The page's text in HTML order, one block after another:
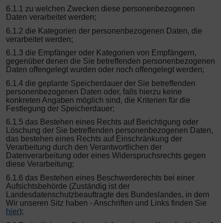
6.1.1 zu welchen Zwecken diese personenbezogenen
Daten verarbeitet werden;
6.1.2 die Kategorien der personenbezogenen Daten, die
verarbeitet werden;
6.1.3 die Empfänger oder Kategorien von Empfängern,
gegenüber denen die Sie betreffenden personenbezogenen
Daten offengelegt wurden oder noch offengelegt werden;
6.1.4 die geplante Speicherdauer der Sie betreffenden
personenbezogenen Daten oder, falls hierzu keine
konkreten Angaben möglich sind, die Kriterien für die
Festlegung der Speicherdauer;
6.1.5 das Bestehen eines Rechts auf Berichtigung oder
Löschung der Sie betreffenden personenbezogenen Daten,
das bestehen eines Rechts auf Einschränkung der
Verarbeitung durch den Verantwortlichen der
Datenverarbeitung oder eines Widerspruchsrechts gegen
diese Verarbeitung;
6.1.6 das Bestehen eines Beschwerderechts bei einer
Aufsichtsbehörde (Zuständig ist der
Landesdatenschutzbeauftragte des Bundeslandes, in dem
Wir unseren Sitz haben - Anschriften und Links finden Sie
hier);